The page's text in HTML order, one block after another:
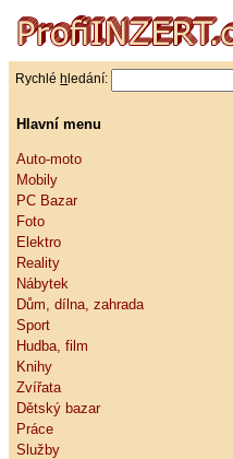
Rychlé h ledání:
Hlavní menu
Auto-moto
Mobily
PC Bazar
Foto
Elektro
Reality
Nábytek
Dům, dílna, zahrada
Sport
Hudba, film
Knihy
Zvířata
Dětský bazar
Práce
Služby